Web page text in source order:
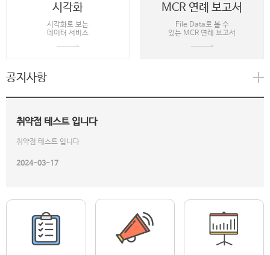
시각화
시각화로 보는
데이터 서비스
MCR 연례 보고서
File Data로 볼 수
있는 MCR 연례 보고서
공지사항
취약점 테스트 입니다
취약점 테스트 입니다
2024-03-17